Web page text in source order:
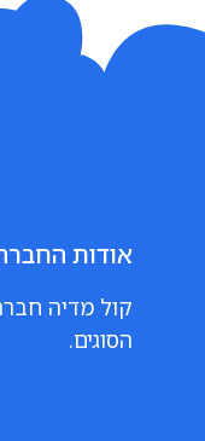
אודות
קול מדיה
הסוגים.